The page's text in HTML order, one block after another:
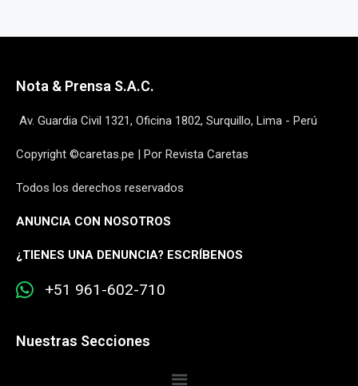
Nota & Prensa S.A.C.
Av. Guardia Civil 1321, Oficina 1802, Surquillo, Lima - Perú
Copyright ©caretas.pe | Por Revista Caretas
Todos los derechos reservados
ANUNCIA CON NOSOTROS
¿TIENES UNA DENUNCIA? ESCRÍBENOS
+51 961-602-710
Nuestras Secciones